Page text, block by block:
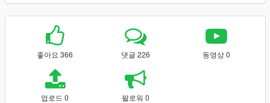
좋아요 366 댓글 226 동영상 0
업로드 0 팔로워 0